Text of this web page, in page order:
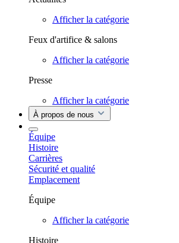
Afficher la catégorie
Feux d'artifice & salons
Afficher la catégorie
Presse
Afficher la catégorie
À propos de nous
Équipe
Histoire
Carrières
Sécurité et qualité
Emplacement
Équipe
Afficher la catégorie
Histoire